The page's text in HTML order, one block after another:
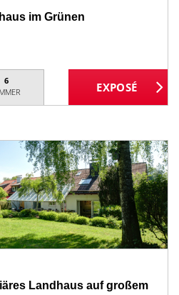
im Grünen
6
Landhaus auf großem